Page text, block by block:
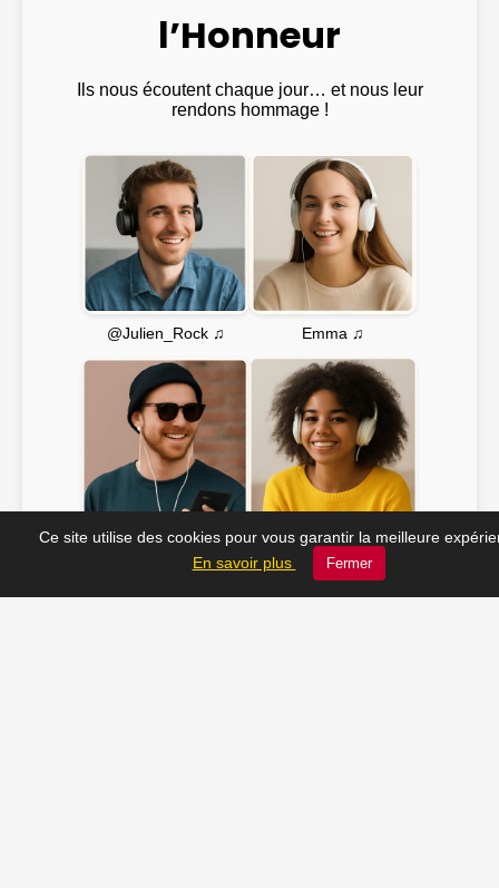
l’Honneur
Ils nous écoutent chaque jour… et nous leur
rendons hommage !
@Julien_Rock ♫ Emma ♫
JC_13 ♫ Soline ♫
Ce site utilise des cookies pour vous garantir la meilleure
En savoir plus
Fermer